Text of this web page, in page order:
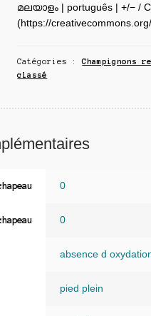
മലയാളം | português | +/− /
(https://
Catégories :Champignons
classé
0
0
absence d
pied plein